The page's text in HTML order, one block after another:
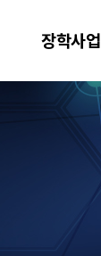
장학사업